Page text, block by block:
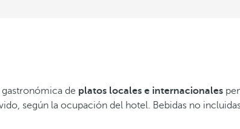
gastronómica de platos locales e internacionales
según la ocupación del hotel. Bebidas no